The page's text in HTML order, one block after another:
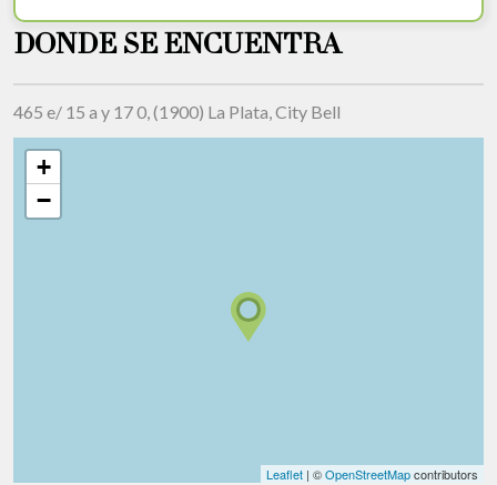
DONDE SE ENCUENTRA
465 e/ 15 a y 17 0, (1900) La Plata, City Bell
+
−
Leaflet | ©OpenStreetMapcontributors